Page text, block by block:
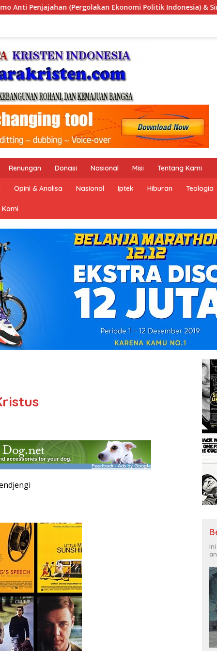
Indonesia) & Simposium Nasional “Urgensi Undang-
Renungan Donasi Nasional Misi Tentang Kami
Opini & Analisa Nasional Iptek Hiburan Teologia
Kami